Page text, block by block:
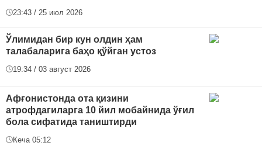
23:43 / 25 июл 2026
Ўлимидан бир кун олдин ҳам
талабаларига баҳо қўйган устоз
19:34 / 03 август 2026
Афғонистонда ота қизини
атрофдагиларга 10 йил мобайнида ўғил
бола сифатида таништирди
Кеча 05:12